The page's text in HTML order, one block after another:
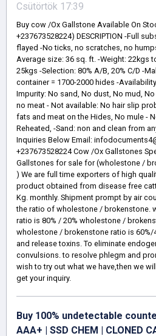
Csütörtök 17:39
Buy cow /Ox Gallstone Available On
+237673528224) DESCRIPTION -Full
flayed -No ticks, no scratches, no
Average size: 36 sq. ft. -Weight: 22kgs
25kgs -Selection: 80% A/B, 20% C/D -
container = 1700-2000 hides -
Impurity: No sand, No dust, No mud,
no meat - Not available: No hair slip
fats and meat on the Hides, No mule -
Reheated, -Sand: non and clean from
Inquiries Below Email:
+237673528224 Cow /Ox Gallstones
Gallstones for sale for (wholestone /
) We are full time exporters of high
product obtained from disease free
Kg. monthly. Shipment prompt by air
the ratio of wholestone / brokenstone.
ratio is 80% / 20% wholestone /
wholestone / brokenstone ratio is 60%/
and release toxins. To eliminate
convulsions. to resolve phlegm and
wish to try out what we have,then we
get your inquiry.
Buy 100% undetectable
AAA+ | SSD CHEM | CLONED